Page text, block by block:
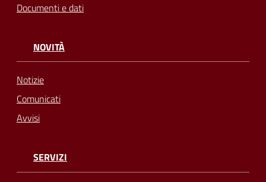
Documenti e dati
NOVITÀ
Notizie
Comunicati
Avvisi
SERVIZI